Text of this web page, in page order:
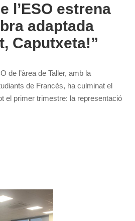
l’ESO estrena
adaptada
Caputxeta!”
de l’àrea de Taller, amb la
de Francès, ha culminat el
el primer trimestre: la representació